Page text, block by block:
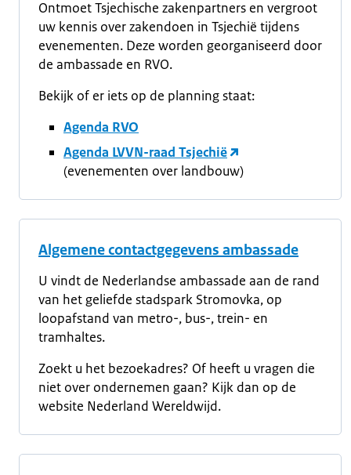
Ontmoet Tsjechische zakenpartners en vergroot
uw kennis over zakendoen in Tsjechië tijdens
evenementen. Deze worden georganiseerd door
de ambassade en RVO.
Bekijk of er iets op de planning staat:
Agenda RVO
Agenda LVVN-raad Tsjechië
(evenementen over landbouw)
Algemene contactgegevens ambassade
U vindt de Nederlandse ambassade aan de rand
van het geliefde stadspark Stromovka, op
loopafstand van metro-, bus-, trein- en
tramhaltes.
Zoekt u het bezoekadres? Of heeft u vragen die
niet over ondernemen gaan? Kijk dan op de
website Nederland Wereldwijd.